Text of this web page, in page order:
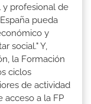
y profesional de
pueda
y
social." Y,
la Formación
ciclos
de actividad
acceso a la FP